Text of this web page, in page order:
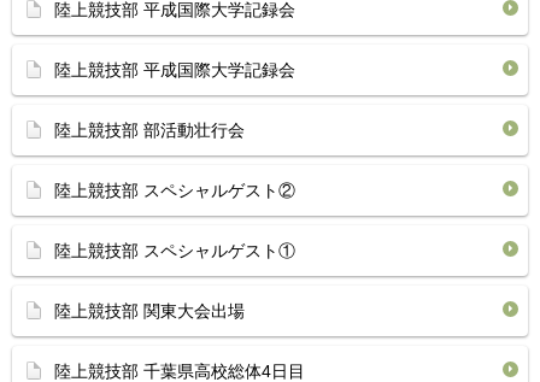
陸上競技部 平成国際大学記録会
陸上競技部 平成国際大学記録会
陸上競技部 部活動壮行会
陸上競技部 スペシャルゲスト②
陸上競技部 スペシャルゲスト①
陸上競技部 関東大会出場
陸上競技部 千葉県高校総体4日目